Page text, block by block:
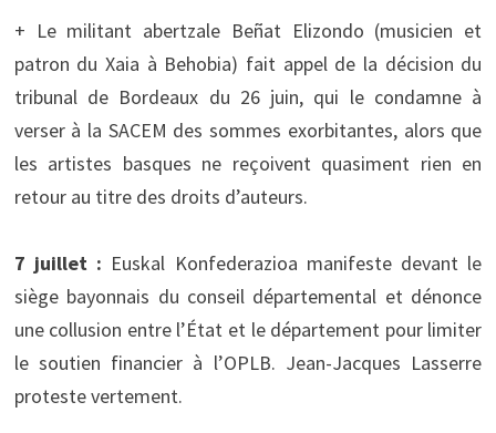
+ Le militant abertzale Beñat Elizondo (musicien et
patron du Xaia à Behobia) fait appel de la décision du
tribunal de Bordeaux du 26 juin, qui le condamne à
verser à la SACEM des sommes exorbitantes, alors que
les artistes basques ne reçoivent quasiment rien en
retour au titre des droits d’auteurs.
7 juillet : Euskal Konfederazioa manifeste devant le
siège bayonnais du conseil départemental et dénonce
une collusion entre l’État et le département pour limiter
le soutien financier à l’OPLB. Jean-Jacques Lasserre
proteste vertement.